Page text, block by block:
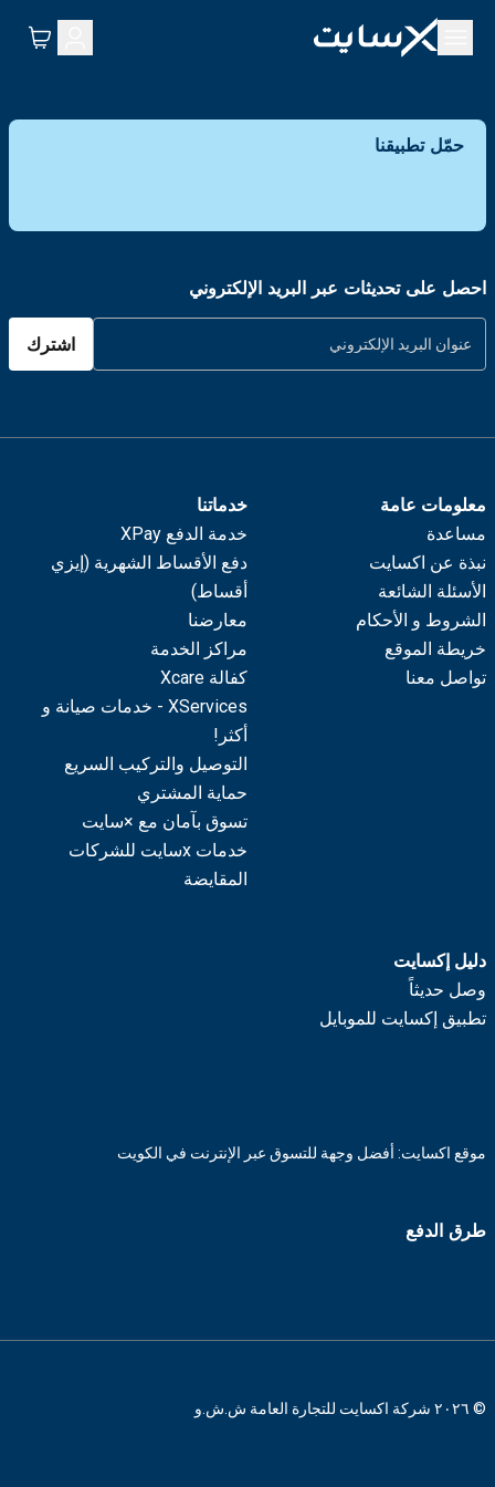
حمّل تطبيقنا
احصل على تحديثات عبر البريد الإلكتروني
اشترك
معلومات عامة
مساعدة
نبذة عن اكسايت
الأسئلة الشائعة
الشروط و الأحكام
خريطة الموقع
تواصل معنا
خدماتنا
خدمة الدفع XPay
دفع الأقساط الشهرية (إيزي
أقساط)
معارضنا
مراكز الخدمة
كفالة Xcare
XServices - خدمات صيانة و
أكثر!
التوصيل والتركيب السريع
حماية المشتري
تسوق بآمان مع ×سايت
خدمات xسايت للشركات
المقايضة
دليل إكسايت
وصل حديثاً
تطبيق إكسايت للموبايل
موقع اكسايت: أفضل وجهة للتسوق عبر الإنترنت في الكويت
طرق الدفع
© ٢٠٢٦ شركة اكسايت للتجارة العامة ش.ش.و